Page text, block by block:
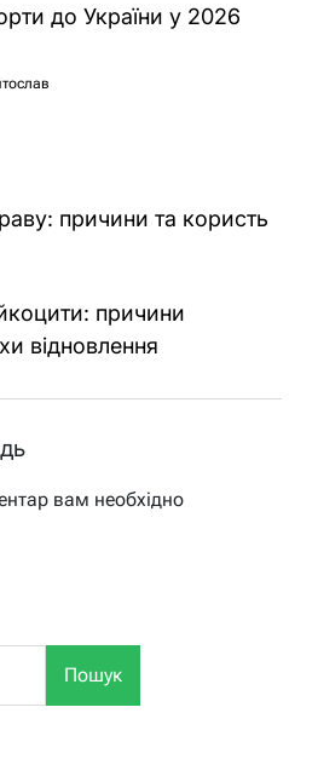
до України у 2026
причини та користь
причини
відновлення
вам необхідно
Пошук